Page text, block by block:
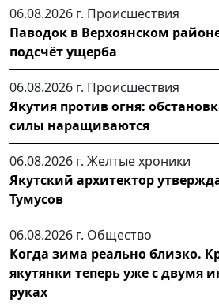
06.08.2026 г. Происшествия
Паводок в Верхоянском
подсчёт ущерба
06.08.2026 г. Происшествия
Якутия против огня:
силы наращиваются
06.08.2026 г. Желтые хроники
Якутский архитектор
Тумусов
06.08.2026 г. Общество
Когда зима реально близко.
якутянки теперь уже с двумя
руках